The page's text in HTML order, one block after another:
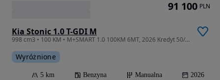
Kia Stonic 1.0 T-GDI M
998 cm3 • 100 KM • M+SMART 1.0 100KM 6MT, 2026 Kredyt 50/50 0%, Leasing od 102%, Od ręki!
Wyróżnione
5 km Benzyna Manualna 2026
91 100 PLN